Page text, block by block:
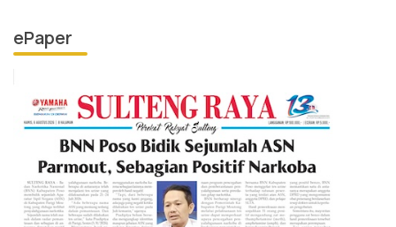
ePaper